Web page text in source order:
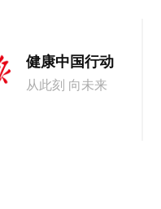
健康中国行动
从此刻 向未来